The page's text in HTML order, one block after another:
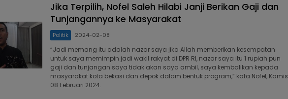
Jika Terpilih, Nofel Saleh Hilabi Janji Berikan Gaji dan
Tunjangannya ke Masyarakat
Politik 2024-02-08
“Jadi memang itu adalah nazar saya jika Allah memberikan kesempatan
untuk saya memimpin jadi wakil rakyat di DPR RI, nazar saya itu 1 rupiah pun
gaji dan tunjangan saya tidak akan saya ambil, saya kembalikan kepada
masyarakat kota bekasi dan depok dalam bentuk program,” kata Nofel, Kamis
08 Februari 2024.